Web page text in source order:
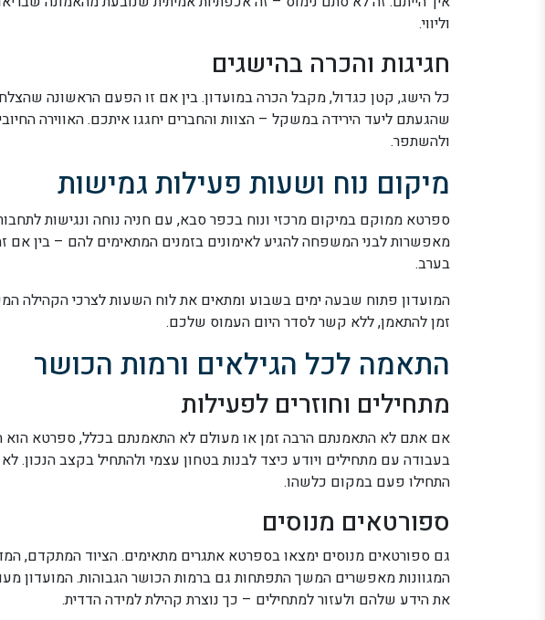
וליווי.
חגיגות והכרה בהישגים
שהגעתם ליעד הירידה במשקל – הצוות והחברים יחגגו איתכם. האווירה
ולהשתפר.
מיקום נוח ושעות פעילות גמישות
ספרטא ממוקם במיקום מרכזי ונוח בכפר סבא, עם חניה נוחה ונגישות
מאפשרות לבני המשפחה להגיע לאימונים בזמנים המתאימים להם – בין אם
בערב.
המועדון פתוח שבעה ימים בשבוע ומתאים את לוח השעות לצרכי הקהילה
זמן להתאמן, ללא קשר לסדר היום העמוס שלכם.
התאמה לכל הגילאים ורמות הכושר
מתחילים וחוזרים לפעילות
אם אתם לא התאמנתם הרבה זמן או מעולם לא התאמנתם בכלל, ספרטא הוא
בעבודה עם מתחילים ויודע כיצד לבנות בטחון עצמי ולהתחיל בקצב הנכון.
התחילו פעם במקום כלשהו.
ספורטאים מנוסים
גם ספורטאים מנוסים ימצאו בספרטא אתגרים מתאימים. הציוד המתקדם,
המגוונות מאפשרים המשך התפתחות גם ברמות הכושר הגבוהות. המועדון
את הידע שלהם ולעזור למתחילים – כך נוצרת קהילת למידה הדדית.